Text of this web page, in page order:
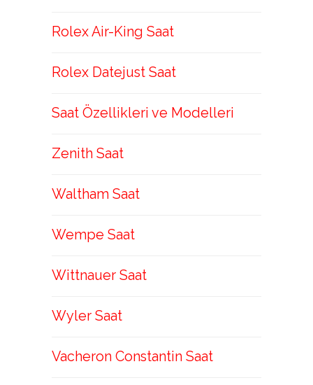
Rolex Air-King Saat
Rolex Datejust Saat
Saat Özellikleri ve Modelleri
Zenith Saat
Waltham Saat
Wempe Saat
Wittnauer Saat
Wyler Saat
Vacheron Constantin Saat